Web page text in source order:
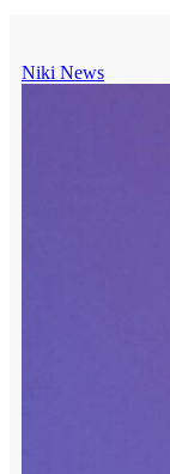
Niki News